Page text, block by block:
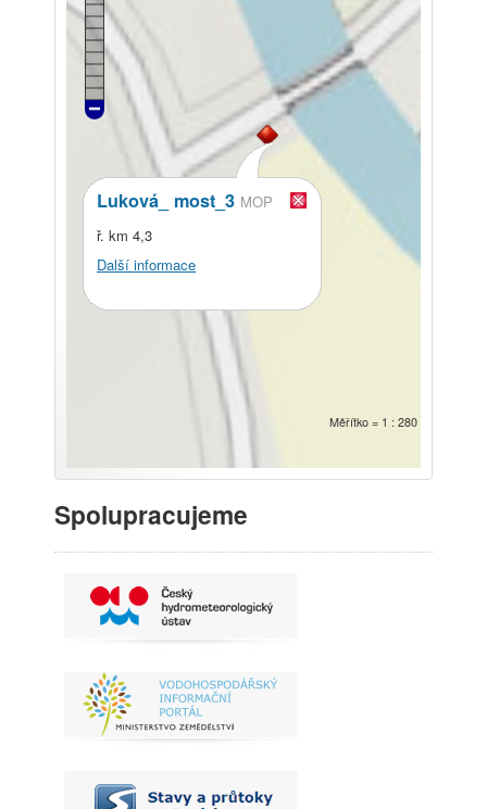
Luková_ most_3 MOP
ř. km 4,3
Další informace
Měřítko = 1 : 280
Spolupracujeme